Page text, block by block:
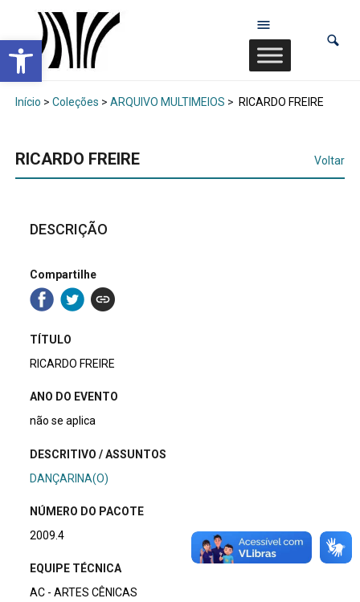
Abrir a barra de ferramentas
Início > Coleções > ARQUIVO MULTIMEIOS > RICARDO FREIRE
RICARDO FREIRE Voltar
DESCRIÇÃO
Compartilhe
TÍTULO
RICARDO FREIRE
ANO DO EVENTO
não se aplica
DESCRITIVO / ASSUNTOS
DANÇARINA(O)
NÚMERO DO PACOTE
2009.4
EQUIPE TÉCNICA
AC - ARTES CÊNICAS